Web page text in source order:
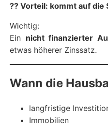
?? Vorteil: kommt auf die
Wichtig:
Ein nicht finanzierter
etwas höherer Zinssatz.
Wann die
langfristige
Immobilien